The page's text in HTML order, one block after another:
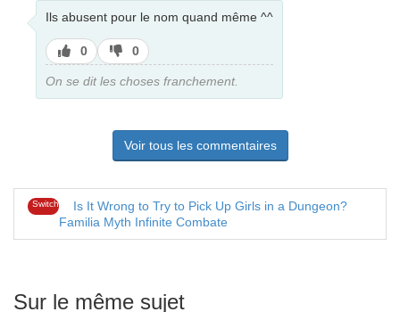
Ils abusent pour le nom quand même ^^
J’aime
0
J’aime
pas
0
On se dit les choses franchement.
Voir tous les commentaires
Switch
Is It Wrong to Try to Pick Up Girls in a Dungeon?
Familia Myth Infinite Combate
Sur le même sujet